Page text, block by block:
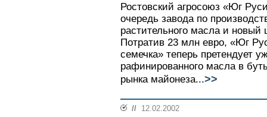
Ростовский агросоюз «Юг
очередь завода по
растительного масла и новый
Потратив 23 млн евро, «Юг
семечка» теперь претендует
рафинированного масла в
рынка майонеза...>>
// 12.02.2002